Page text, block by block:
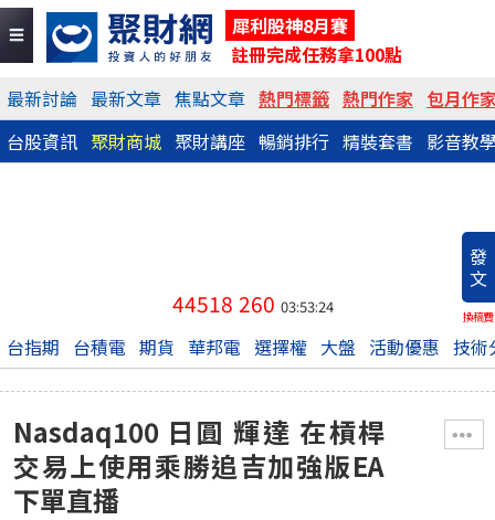
犀利股神8月賽
註冊完成任務拿100點
最新討論 最新文章 焦點文章 熱門標籤 熱門作家 包月作
台股資訊 聚財商城 聚財講座 暢銷排行 精裝套書 影音教
發
文
換稿費
44518 260 03:53:24
台指期 台積電 期貨 華邦電 選擇權 大盤 活動優惠 技術
Nasdaq100 日圓 輝達 在槓桿
交易上使用乘勝追吉加強版EA
下單直播